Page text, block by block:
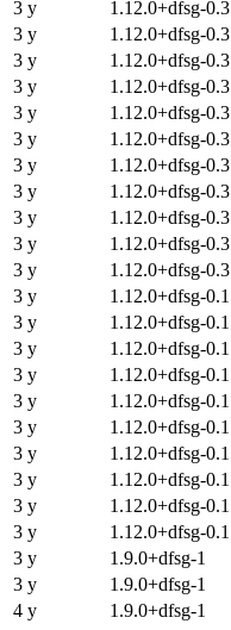
3 y
1.12.0+dfsg-0.3
3 y
1.12.0+dfsg-0.3
3 y
1.12.0+dfsg-0.3
3 y
1.12.0+dfsg-0.3
3 y
1.12.0+dfsg-0.3
3 y
1.12.0+dfsg-0.3
3 y
1.12.0+dfsg-0.3
3 y
1.12.0+dfsg-0.3
3 y
1.12.0+dfsg-0.3
3 y
1.12.0+dfsg-0.3
3 y
1.12.0+dfsg-0.3
3 y
1.12.0+dfsg-0.1
3 y
1.12.0+dfsg-0.1
3 y
1.12.0+dfsg-0.1
3 y
1.12.0+dfsg-0.1
3 y
1.12.0+dfsg-0.1
3 y
1.12.0+dfsg-0.1
3 y
1.12.0+dfsg-0.1
3 y
1.12.0+dfsg-0.1
3 y
1.12.0+dfsg-0.1
3 y
1.12.0+dfsg-0.1
3 y
1.9.0+dfsg-1
3 y
1.9.0+dfsg-1
4 y
1.9.0+dfsg-1